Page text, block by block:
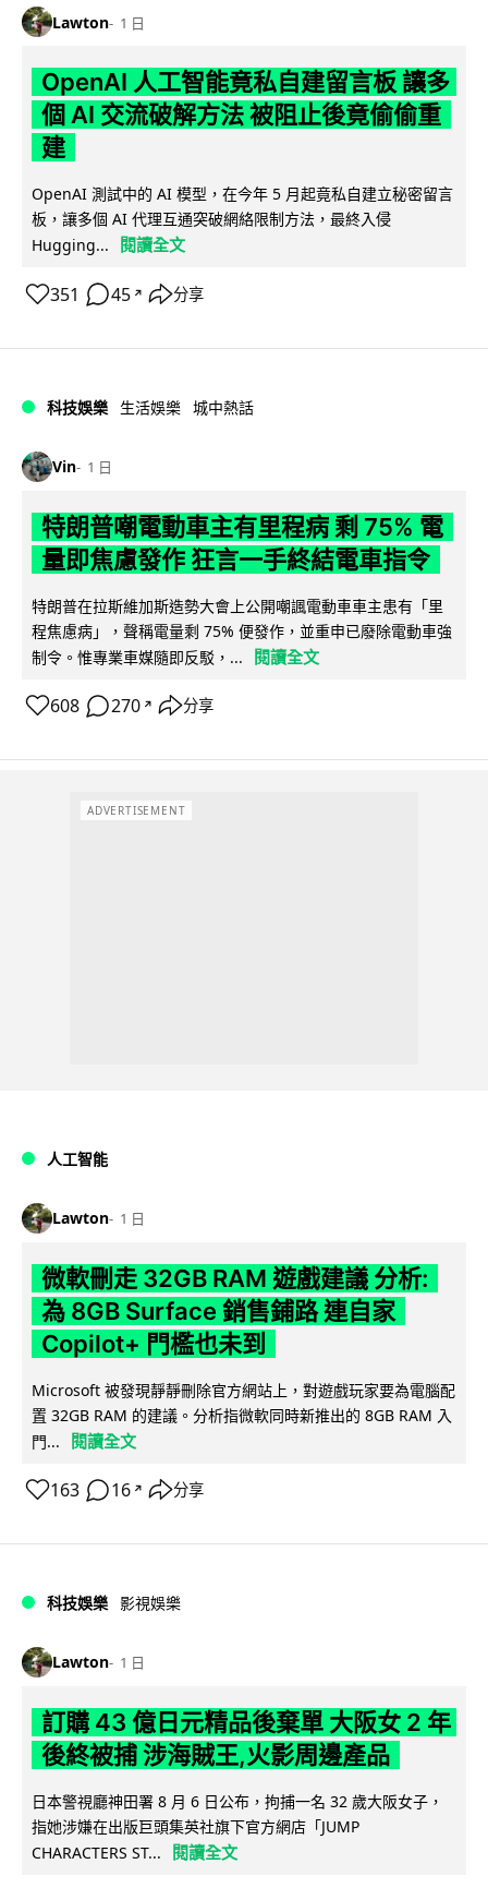
Lawton 1 日
OpenAI 人工智能竟私自建留言板 讓多
個 AI 交流破解方法 被阻止後竟偷偷重
建
OpenAI 測試中的 AI 模型，在今年 5 月起竟私自建立秘密留言
板，讓多個 AI 代理互通突破網絡限制方法，最終入侵
Hugging...
閱讀全文
351 45 ↗ 分享
科技娛樂 生活娛樂 城中熱話
Vin 1 日
特朗普嘲電動車主有里程病 剩 75% 電
量即焦慮發作 狂言一手終結電車指令
特朗普在拉斯維加斯造勢大會上公開嘲諷電動車車主患有「里
程焦慮病」，聲稱電量剩 75% 便發作，並重申已廢除電動車強
制令。惟專業車媒隨即反駁，...
閱讀全文
608 270 ↗ 分享
ADVERTISEMENT
人工智能
Lawton 1 日
微軟刪走 32GB RAM 遊戲建議 分析:
為 8GB Surface 銷售鋪路 連自家
Copilot+ 門檻也未到
Microsoft 被發現靜靜刪除官方網站上，對遊戲玩家要為電腦配
置 32GB RAM 的建議。分析指微軟同時新推出的 8GB RAM 入
門...
閱讀全文
163 16 ↗ 分享
科技娛樂 影視娛樂
Lawton 1 日
訂購 43 億日元精品後棄單 大阪女 2 年
後終被捕 涉海賊王,火影周邊產品
日本警視廳神田署 8 月 6 日公布，拘捕一名 32 歲大阪女子，
指她涉嫌在出版巨頭集英社旗下官方網店「JUMP
CHARACTERS ST...
閱讀全文